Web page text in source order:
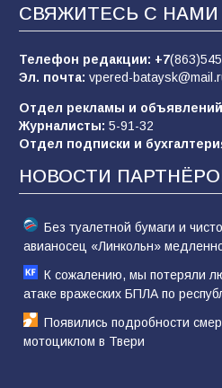
В библиотеке имени М.Ю.
состоялось литературно-
сказку, рисуем в красках»
65 07.08.2026
СВЯЖИТЕСЬ С НАМИ
Телефон редакции: +7
Эл. почта: vpered-
Отдел рекламы и
Журналисты: 5-91-32
Отдел подписки и
НОВОСТИ
Без туалетной бумаги и
авианосец «Линкольн»
К сожалению, мы потеряли
атаке вражеских БПЛА по
Появились подробности
мотоциклом в Твери